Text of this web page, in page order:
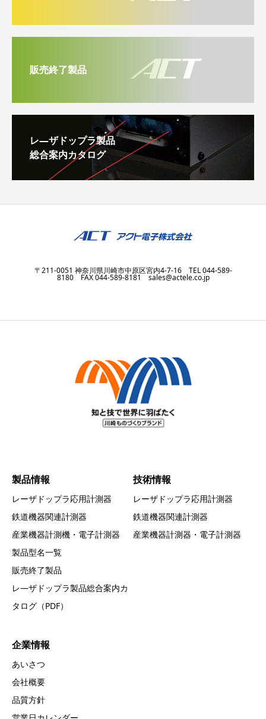
販売終了製品
レ―ザドップラ製品
総合案内カタログ
〒211-0051 神奈川県川崎市中原区宮内4-7-16 TEL 044-589-
8180 FAX 044-589-8181 sales@actele.co.jp
製品情報
レーザドップラ応用計測器
鉄道機器関連計測器
産業機器計測機・電子計測器
製品型名一覧
販売終了製品
レ―ザドップラ製品総合案内カ
タログ（PDF）
技術情報
レーザドップラ応用計測器
鉄道機器関連計測器
産業機器計測器・電子計測器
企業情報
あいさつ
会社概要
品質方針